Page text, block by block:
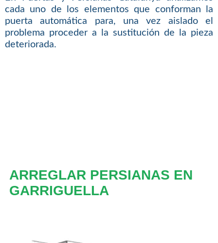
cada uno de los elementos que conforman la
puerta automática para, una vez aislado el
problema proceder a la sustitución de la pieza
deteriorada.
ARREGLAR PERSIANAS EN
GARRIGUELLA